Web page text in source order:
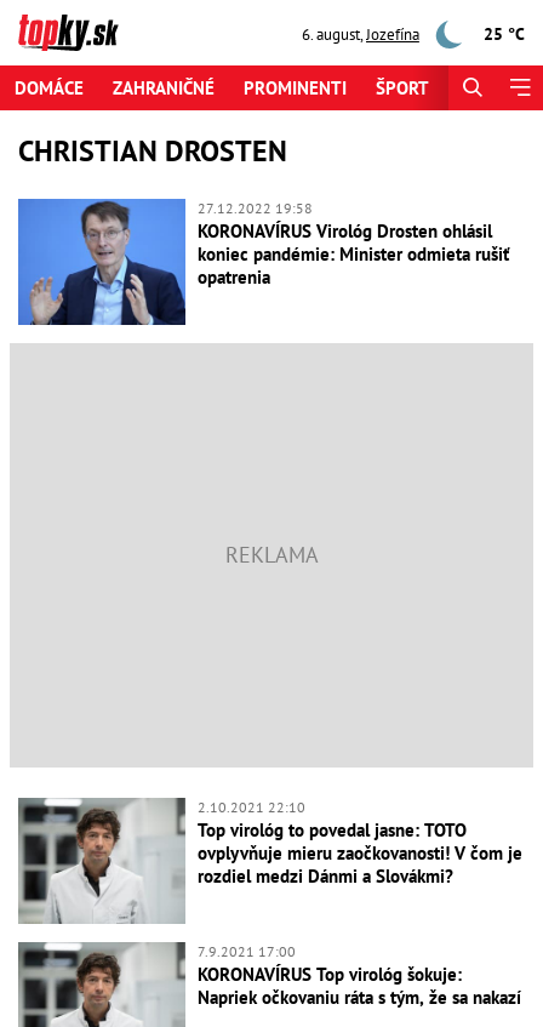
6. august,Jozefína 25 °C
DOMÁCE ZAHRANIČNÉ PROMINENTI ŠPORT
CHRISTIAN DROSTEN
27.12.2022 19:58
KORONAVÍRUS Virológ Drosten ohlásil
koniec pandémie: Minister odmieta rušiť
opatrenia
2.10.2021 22:10
Top virológ to povedal jasne: TOTO
ovplyvňuje mieru zaočkovanosti! V čom je
rozdiel medzi Dánmi a Slovákmi?
7.9.2021 17:00
KORONAVÍRUS Top virológ šokuje:
Napriek očkovaniu ráta s tým, že sa nakazí